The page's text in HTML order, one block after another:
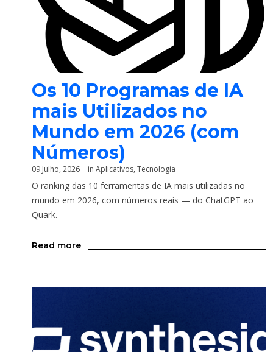
Os 10 Programas de IA
mais Utilizados no
Mundo em 2026 (com
Números)
09 Julho, 2026 in Aplicativos, Tecnologia
O ranking das 10 ferramentas de IA mais utilizadas no
mundo em 2026, com números reais — do ChatGPT ao
Quark.
Read more